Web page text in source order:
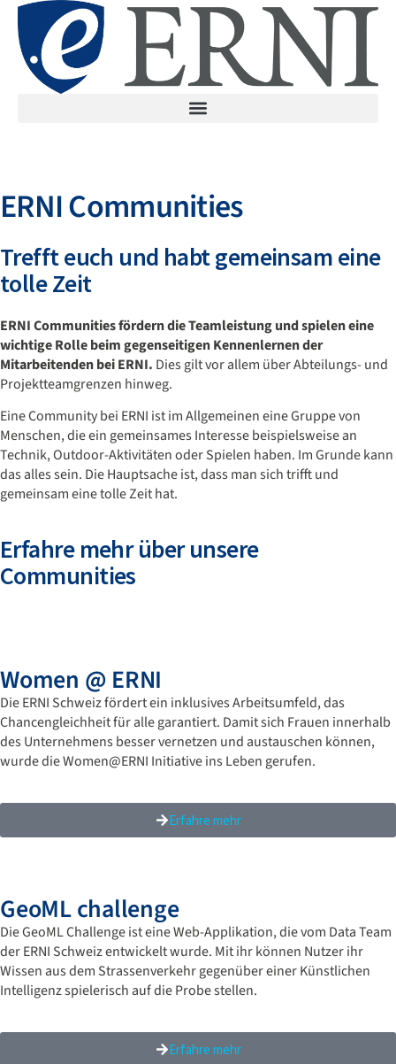
ERNI Communities
Trefft euch und habt gemeinsam eine
tolle Zeit
ERNI Communities fördern die Teamleistung und spielen eine
wichtige Rolle beim gegenseitigen Kennenlernen der
Mitarbeitenden bei ERNI. Dies gilt vor allem über Abteilungs- und
Projektteamgrenzen hinweg.
Eine Community bei ERNI ist im Allgemeinen eine Gruppe von
Menschen, die ein gemeinsames Interesse beispielsweise an
Technik, Outdoor-Aktivitäten oder Spielen haben. Im Grunde kann
das alles sein. Die Hauptsache ist, dass man sich trifft und
gemeinsam eine tolle Zeit hat.
Erfahre mehr über unsere
Communities
Women @ ERNI​
Die ERNI Schweiz fördert ein inklusives Arbeitsumfeld, das
Chancengleichheit für alle garantiert. Damit sich Frauen innerhalb
des Unternehmens besser vernetzen und austauschen können,
wurde die Women@ERNI Initiative ins Leben gerufen.
Erfahre mehr
GeoML challenge​
Die GeoML Challenge ist eine Web-Applikation, die vom Data Team
der ERNI Schweiz entwickelt wurde. Mit ihr können Nutzer ihr
Wissen aus dem Strassenverkehr gegenüber einer Künstlichen
Intelligenz spielerisch auf die Probe stellen.
Erfahre mehr